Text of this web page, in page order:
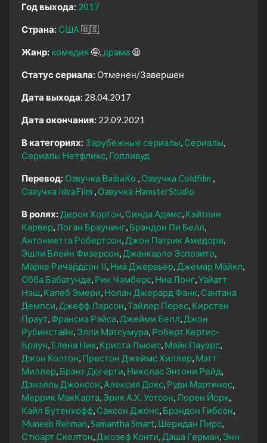
Год выхода: 2017
Страна: США 🇺🇸
Жанр: комедия 🤪 драма 😫
Статус сериала: Отменен/Завершен
Дата выхода: 28.04.2017
Дата окончания: 22.09.2021
В категориях: Зарубежные сериалы Сериалы
Сериалы Нетфликс Голливуд
Перевод: Озвучка BaibaKo
Озвучка Coldfilm
Озвучка IdeaFilm
Озвучка HamsterStudio
В ролях: Дерон Хортон Синда Адамс Кэйтлин
Карвер Логан Браунинг Брэндон Пи Белл
Антониетта Робертсон Джон Патрик Амедори
Эшли Блейн Физерсон Джанкарло Эспозито
Марке Ричардсон II Ниа Джервьер Джемар Майкл
Обба Бабатунде Рик Чэмберс Ниа Лонг Уайатт
Нэш Калеб Эмери Нолан Джерард Фанк Сантана
Демпси Джефф Ларсон Тайлер Перес Кирстен
Праут Франсиа Рэйса Джейми Белл Джон
Рубинстайн Элли Матсумура Роберт Кертис-
Браун Елена Ник Криста Льюис Майк Пауэрс
Джон Колтон Престон Джеймс Хиллер Мэтт
Миллер Брэнт Догерти Николас Энтони Рейд
Дэнэлль Джонсон Алексия Докс Руди Мартинес
Меррик МакКарта Эрик А.Х. Уотсон Лорен Йорк
Кайл Бутенхофф Саксон Джонс Брэндон Гибсон
Muneeb Rehman Samantha Smart Шеридан Пирс
Стюарт Скелтон Джозеф Конти Даша Герман Энн